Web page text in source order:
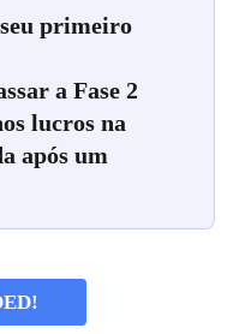
primeiro
a Fase 2
lucros na
após um